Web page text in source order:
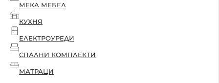
МЕКА МЕБЕЛ
КУХНЯ
ЕЛЕКТРОУРЕДИ
СПАЛНИ КОМПЛЕКТИ
МАТРАЦИ